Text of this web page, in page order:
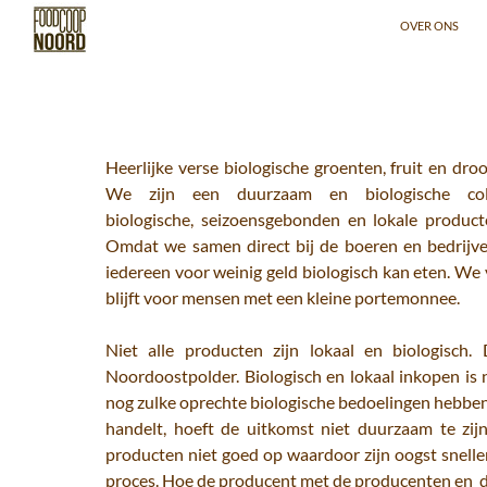
Zoeken
OVER ONS
Heerlijke verse biologische groenten, fruit en
We zijn een duurzaam en biologische
biologische, seizoensgebonden en lokale
Omdat we samen direct bij de boeren en
iedereen voor weinig geld biologisch kan eten.
blijft voor mensen met een kleine portemonnee.
Niet alle producten zijn lokaal en
Noordoostpolder. Biologisch en lokaal inkopen
nog zulke oprechte biologische bedoelingen
handelt, hoeft de uitkomst niet duurzaam te
producten niet goed op waardoor zijn oogst
proces. Hoe de producent met de producenten en